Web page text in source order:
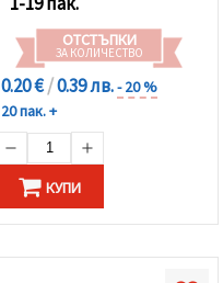
ОТСТЪПКИ
ЗА КОЛИЧЕСТВО
0.20 €/0.39 лв.- 20 %
20 пак. +
КУПИ